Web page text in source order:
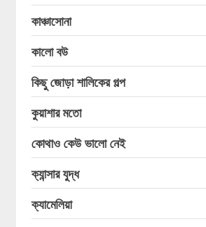
কাঞ্চাসোনা
কালো বউ
কিছু জোড়া শালিকের গল্প
কুয়াশার মতো
কোথাও কেউ ভালো নেই
ক্যান্সার যুদ্ধ
ক্যামেলিয়া